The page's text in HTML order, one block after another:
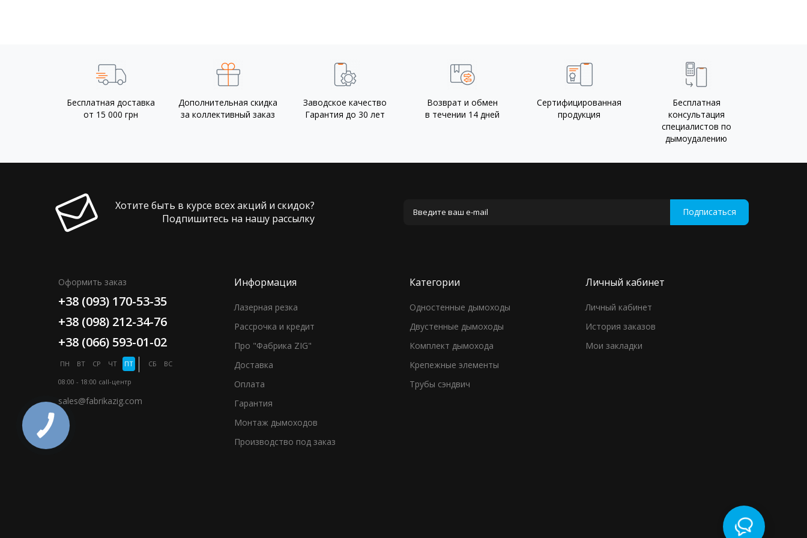
Бесплатная доставка
от 15 000 грн
Дополнительная скидка
за коллективный заказ
Заводское качество
Гарантия до 30 лет
Возврат и обмен
в течении 14 дней
Сертифицированная
продукция
Бесплатная
консультация
специалистов по
дымоудалению
Хотите быть в курсе всех акций и скидок?
Подпишитесь на нашу рассылку
Подписаться
Оформить заказ
+38 (093) 170-53-35
+38 (098) 212-34-76
+38 (066) 593-01-02
ПН ВТ СР ЧТ ПТ СБ
ВС
08:00 - 18:00 call-центр
sales@fabrikazig.com
Информация
Лазерная резка
Рассрочка и кредит
Про "Фабрика ZIG"
Доставка
Оплата
Гарантия
Монтаж дымоходов
Производство под заказ
Категории
Одностенные дымоходы
Двустенные дымоходы
Комплект дымохода
Крепежные элементы
Трубы сэндвич
Личный кабинет
Личный кабинет
История заказов
Мои закладки